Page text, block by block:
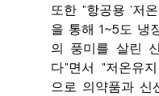
또한 "항공용 '저
을 통해 1~5도 냉
의 풍미를 살린
다"면서 "저온유
으로 의약품과 신